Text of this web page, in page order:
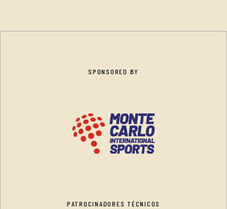
SPONSORED BY
PATROCINADORES TÉCNICOS